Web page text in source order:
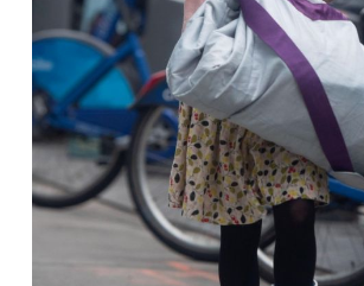
MENAS
ORAI
ĮDOMYBĖS